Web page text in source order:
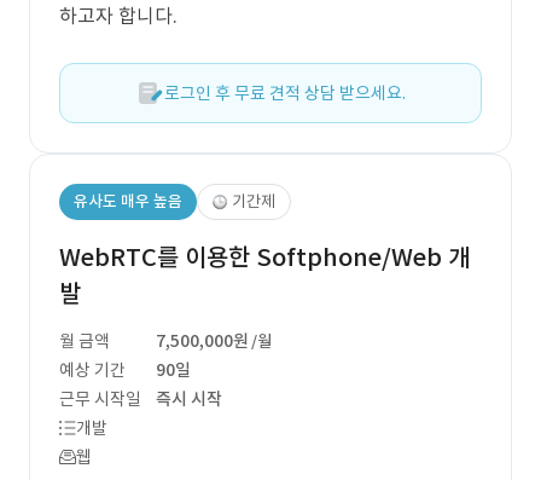
하고자 합니다.
로그인 후 무료 견적 상담 받으세요.
유사도 매우 높음 기간제
WebRTC를 이용한 Softphone/Web 개
발
월 금액 7,500,000원 /월
예상 기간
90일
근무 시작일
즉시 시작
개발
웹